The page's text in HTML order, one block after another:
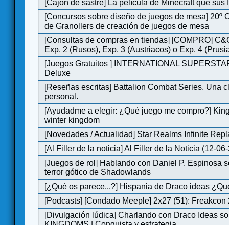
[Cajón de sastre] La película de Minecraft que sus
[Concursos sobre diseño de juegos de mesa] 20º
de Granollers de creación de juegos de mesa
[Consultas de compras en tiendas] [COMPRO]
Exp. 2 (Rusos), Exp. 3 (Austriacos) o Exp. 4
[Juegos Gratuitos]
INTERNATIONAL
Deluxe
[Reseñas escritas] Battalion Combat Series. Una
personal.
[Ayudadme a elegir: ¿Qué juego me compro?]
winter kingdom
[Novedades / Actualidad] Star Realms Infinite
[Al Filler de la noticia]Al Filler de la Noticia (12-
[Juegos de rol] Hablando con Daniel P. Espinosa
terror gótico de Shadowlands
[¿Qué os parece...?] Hispania de Draco ideas
[Podcasts] [Condado Meeple] 2x27 (51): Freakcon
[Divulgación lúdica]Charlando con Draco Ideas